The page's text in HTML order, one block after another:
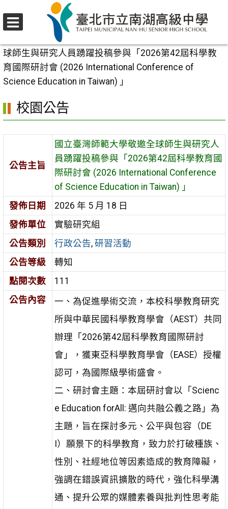
至
要
內
容
校園公告
球師生與研究人員踴躍投稿參與「2026第42屆科學教
育國際研討會 (2026 International Conference of
Science Education in Taiwan) 」
校園公告
公告主旨
國立臺灣師範大學敬邀全球師生與研究人
員踴躍投稿參與「2026第42屆科學教育國
際研討會 (2026 International Conference
of Science Education in Taiwan) 」
發佈日期
2026 年 5 月 18 日
發佈單位
實驗研究組
公告類別
行政公告, 研習活動
公告等級
轉知
點閱次數
111
公告內容
一、為促進學術交流，本校科學教育研究
所與中華民國科學教育學會（AEST）共同
辦理「2026第42屆科學教育國際研討
會」，獲東亞科學教育學會（EASE）授權
認可，為國際級學術盛會。
二、研討會主題：本屆研討會以「Scienc
e Education forAll: 邁向共融公義之路」為
主題，旨在探討多元、公平與包容（DE
I）願景下的科學教育，致力於打破種族、
性別、社經地位等因素造成的教育障礙，
強調在錯誤資訊擴散的時代，強化科學溝
通、提升公眾的媒體素養與批判性思考能
選
單